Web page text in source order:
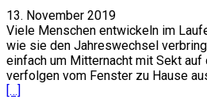
13. November 2019
Viele Menschen entwickeln im
wie sie den Jahreswechsel
einfach um Mitternacht mit Sekt auf
verfolgen vom Fenster zu Hause
[…]